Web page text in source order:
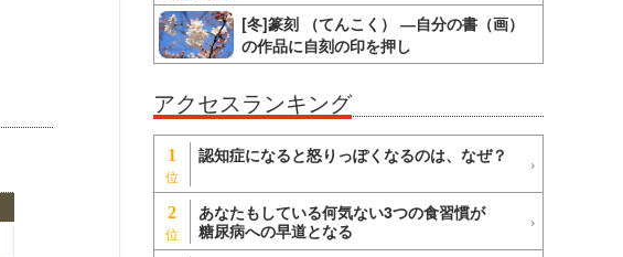
[冬]篆刻 （てんこく） ―自分の書（画）
の作品に自刻の印を押し
アクセスランキング
1 認知症になると怒りっぽくなるのは、なぜ？
2
あなたもしている何気ない3つの食習慣が
糖尿病への早道となる